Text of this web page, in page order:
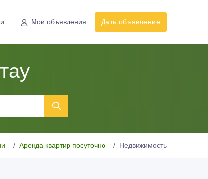
Мои объявления Дать объявление
Аренда квартир посуточно Недвижимость